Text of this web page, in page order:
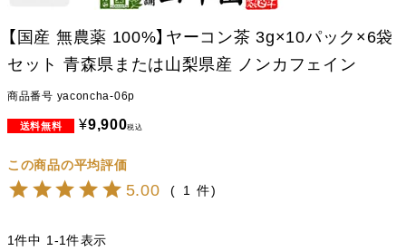
【国産 無農薬 100%】ヤーコン茶 3g×10パック×6袋
セット 青森県または山梨県産 ノンカフェイン
商品番号 yaconcha-06p
¥9,900税込
5.00 1
1件中 1-1件表示